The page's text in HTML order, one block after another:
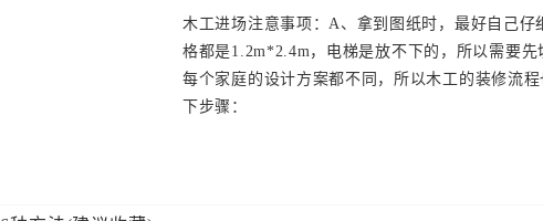
木工进场注意事项：A、拿到图纸时，最好自己
格都是1.2m*2.4m，电梯是放不下的，所以需要先
每个家庭的设计方案都不同，所以木工的装修流
下步骤：